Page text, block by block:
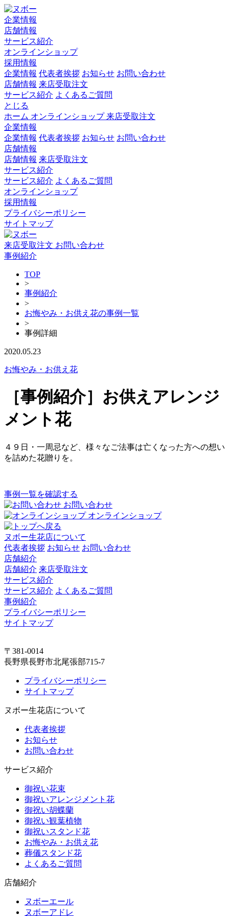
企業情報
店舗情報
サービス紹介
オンラインショップ
採用情報
企業情報 代表者挨拶 お知らせ お問い合わせ
店舗情報 来店受取注文
サービス紹介 よくあるご質問
とじる
ホーム オンラインショップ来店受取注文
企業情報
企業情報 代表者挨拶 お知らせ お問い合わせ
店舗情報
店舗情報 来店受取注文
サービス紹介
サービス紹介 よくあるご質問
オンラインショップ
採用情報
プライバシーポリシー
サイトマップ
来店受取注文 お問い合わせ
事例紹介
TOP
>
事例紹介
>
お悔やみ・お供え花の事例一覧
>
事例詳細
2020.05.23
お悔やみ・お供え花
［事例紹介］お供えアレンジ
メント花
４９日・一周忌など、様々なご法事は亡くなった方への想い
を詰めた花贈りを。
事例一覧を確認する
お問い合わせ
オンラインショップ
ヌボー生花店について
代表者挨拶 お知らせ お問い合わせ
店舗紹介
店舗紹介 来店受取注文
サービス紹介
サービス紹介 よくあるご質問
事例紹介
プライバシーポリシー
サイトマップ
〒381-0014
長野県長野市北尾張部715-7
プライバシーポリシー
サイトマップ
ヌボー生花店について
代表者挨拶
お知らせ
お問い合わせ
サービス紹介
御祝い花束
御祝いアレンジメント花
御祝い胡蝶蘭
御祝い観葉植物
御祝いスタンド花
お悔やみ・お供え花
葬儀スタンド花
よくあるご質問
店舗紹介
ヌボーエール
ヌボーアドレ